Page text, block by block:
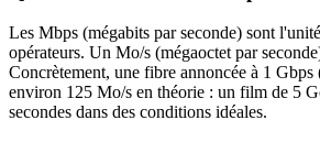
Les Mbps (mégabits par seconde) sont
opérateurs. Un Mo/s (mégaoctet par
Concrètement, une fibre annoncée à 1
environ 125 Mo/s en théorie : un film de 5
secondes dans des conditions idéales.